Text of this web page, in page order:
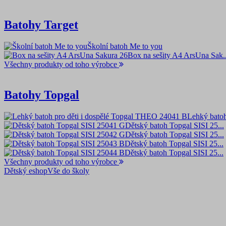
Batohy Target
Školní batoh Me to you
Box na sešity A4 ArsUna
Všechny produkty od toho výrobce
Batohy Topgal
Lehký
Dětský batoh Topgal SISI 25...
Dětský batoh Topgal SISI 25...
Dětský batoh Topgal SISI 25...
Dětský batoh Topgal SISI 25...
Všechny produkty od toho výrobce
Dětský eshopVše do školy